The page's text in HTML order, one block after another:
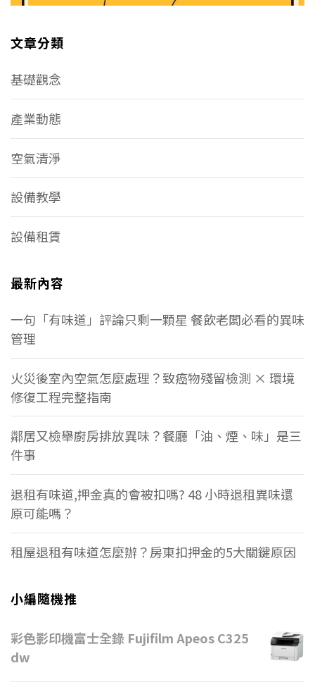
文章分類
基礎觀念
產業動態
空氣清淨
設備教學
設備租賃
最新內容
一句「有味道」評論只剩一顆星 餐飲老闆必看的異味
管理
火災後室內空氣怎麼處理？致癌物殘留檢測 × 環境
修復工程完整指南
鄰居又檢舉廚房排放異味？餐廳「油、煙、味」是三
件事
退租有味道,押金真的會被扣嗎? 48 小時退租異味還
原可能嗎？
租屋退租有味道怎麼辦？房東扣押金的5大關鍵原因
小編隨機推
彩色影印機富士全錄 Fujifilm Apeos C325
dw